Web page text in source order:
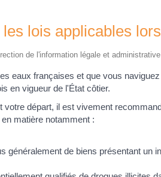
lois applicables
de l'information légale et
eaux françaises et que vous
en vigueur de l'État côtier.
votre départ, il est vivement
matière notamment :
généralement de biens présentant un